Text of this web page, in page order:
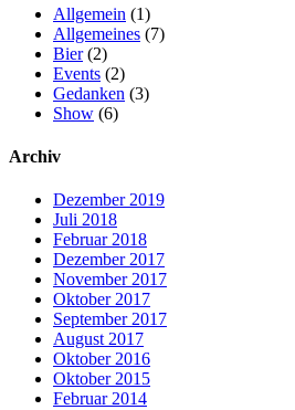
Allgemein (1)
Allgemeines (7)
Bier(2)
Events (2)
Gedanken (3)
Show (6)
Archiv
Dezember 2019
Juli 2018
Februar 2018
Dezember 2017
November 2017
Oktober 2017
September 2017
August 2017
Oktober 2016
Oktober 2015
Februar 2014